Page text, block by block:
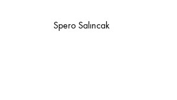
Spero Salıncak